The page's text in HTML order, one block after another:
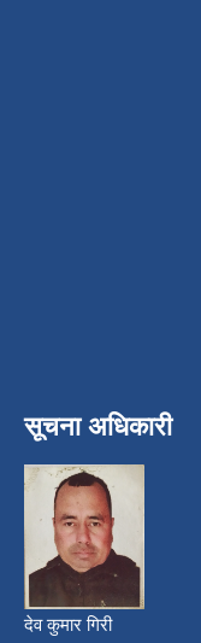
सूचना अधिकारी
देव कुमार गिरी